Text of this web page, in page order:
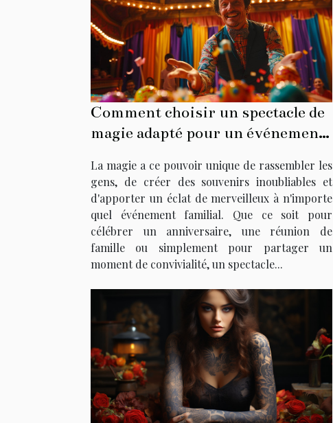
Comment choisir un spectacle de
magie adapté pour un événement
La magie a ce pouvoir unique de rassembler les
gens, de créer des souvenirs inoubliables et
d'apporter un éclat de merveilleux à n'importe
quel événement familial. Que ce soit pour
célébrer un anniversaire, une réunion de
famille ou simplement pour partager un
moment de convivialité, un spectacle...